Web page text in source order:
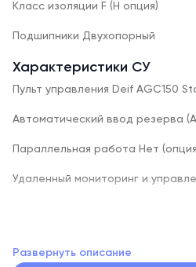
Класс изоляции F (H опция)
Подшипники Двухопорный
Характеристики СУ
Пульт управления Deif AGC150
Автоматический ввод резерва
Параллельная работа Нет
Удаленный мониторинг и
Природный газ
Развернуть описание